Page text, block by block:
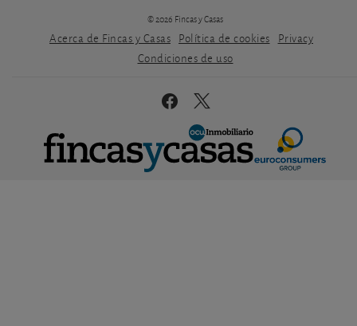
© 2026 Fincas y Casas
Acerca de Fincas y Casas Política de cookies
Privacy
Condiciones de uso